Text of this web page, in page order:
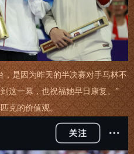
，是因为昨天的半决赛对手马林不
这一幕，也祝福她早日康复。”
克的价值观。